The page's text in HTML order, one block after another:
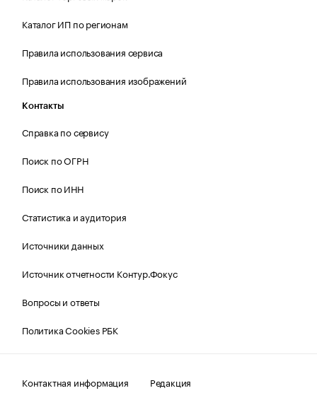
Каталог ИП по регионам
Правила использования сервиса
Правила использования изображений
Контакты
Справка по сервису
Поиск по ОГРН
Поиск по ИНН
Статистика и аудитория
Источники данных
Источник отчетности Контур.Фокус
Вопросы и ответы
Политика Cookies РБК
Контактная информация Редакция